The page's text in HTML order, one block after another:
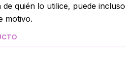
quién lo utilice, puede incluso
motivo.